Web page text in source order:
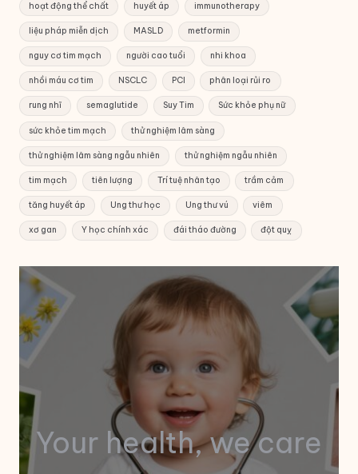
hoạt động thể chất huyết áp immunotherapy
liệu pháp miễn dịch MASLD metformin
nguy cơ tim mạch người cao tuổi nhi khoa
nhồi máu cơ tim NSCLC PCI phân loại rủi ro
rung nhĩ semaglutide Suy Tim Sức khỏe phụ nữ
sức khỏe tim mạch thử nghiệm lâm sàng
thử nghiệm lâm sàng ngẫu nhiên thử nghiệm ngẫu nhiên
tim mạch tiên lượng Trí tuệ nhân tạo trầm cảm
tăng huyết áp Ung thư học Ung thư vú viêm
xơ gan Y học chính xác đái tháo đường đột quỵ
Your health, we care